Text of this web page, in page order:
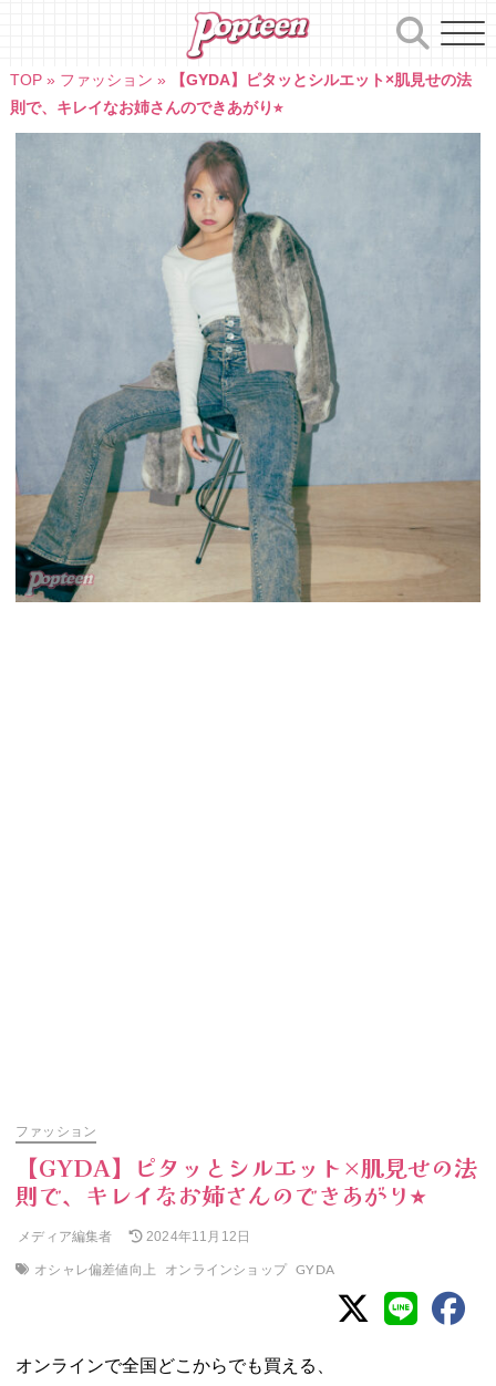
TOP» ファッション »
【GYDA】ピタッとシルエット×肌見せの法
則で、キレイなお姉さんのできあがり⭐︎
ファッション
【GYDA】ピタッとシルエット×肌見せの法
則で、キレイなお姉さんのできあがり⭐︎
メディア編集者 2024年11月12日
オシャレ偏差値向上 オンラインショップ GYDA
オンラインで全国どこからでも買える、